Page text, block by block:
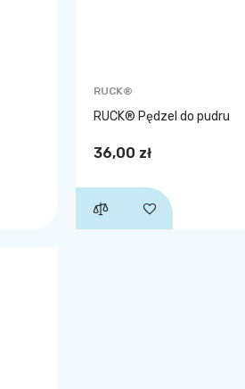
RUCK®
RUCK® Pędzel do pudru
36,00 zł